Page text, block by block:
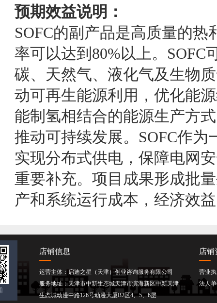
预期效益说明：
SOFC的副产品是高质量的
率可以达到80%以上。SOFC
碳、天然气、液化气及生物
动可再生能源利用，优化能
能制氢相结合的能源生产方
推动可持续发展。SOFC作
实现分布式供电，保障电网
重要补充。项目成果形成批
产和系统运行成本，经济效